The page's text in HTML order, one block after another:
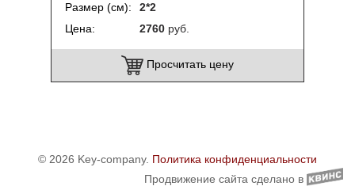
Размер (см)
2*2
Цена
2760 руб.
Просчитать цену
© 2026 Key-company. Политика конфиденциальности
Продвижение сайта сделано в